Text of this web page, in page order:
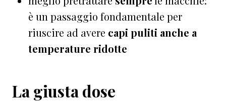
è un passaggio fondamentale per
riuscire ad avere capi puliti anche a
temperature ridotte
La giusta dose